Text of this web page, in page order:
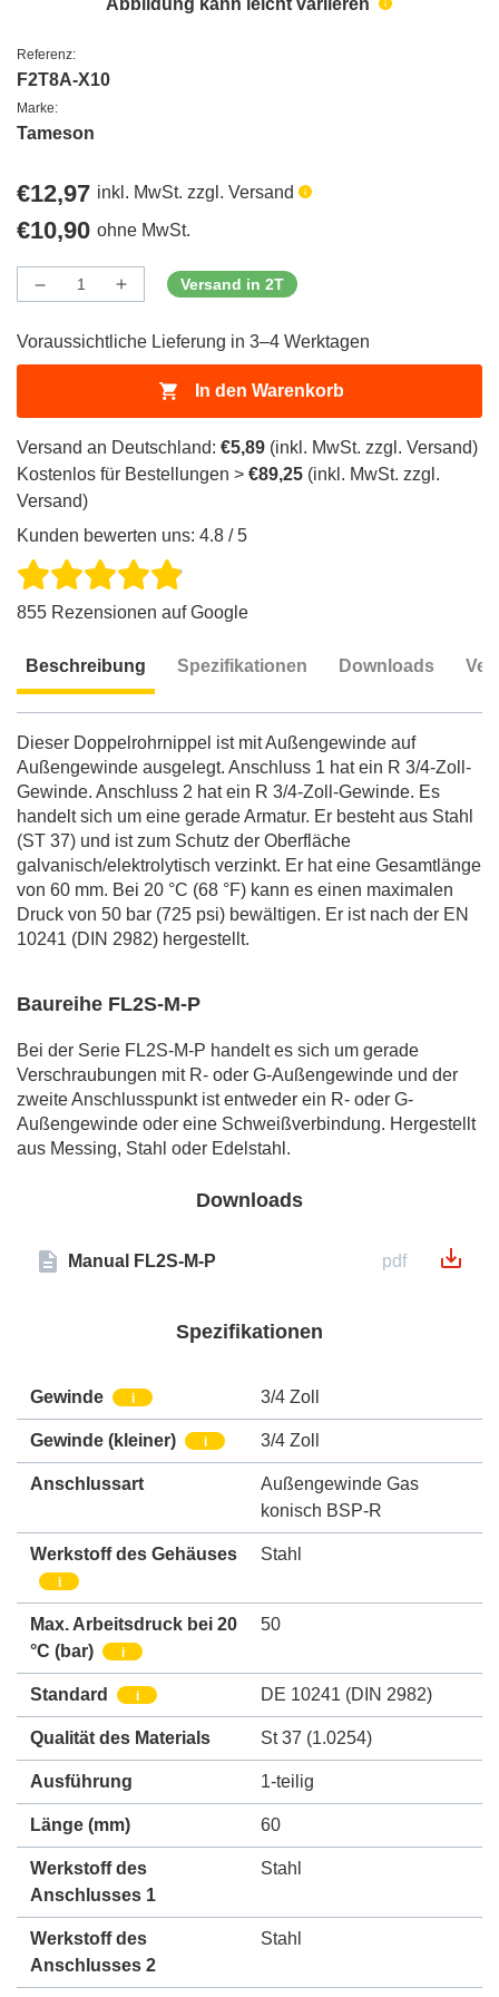
Abbildung kann leicht variieren
Referenz:
F2T8A-X10
Marke:
Tameson
Regulärer
Preis
€12,97 inkl. MwSt. zzgl. Versand
Regulärer
Preis
€10,90 ohne MwSt.
Menge
Menge
verringern
ProductDrop
Menge
erhöhen
ProductDrop
Versand in 2T
Voraussichtliche Lieferung in 3–4 Werktagen
In den Warenkorb
Versand an Deutschland: €5,89 (inkl. MwSt. zzgl. Versand)
Kostenlos für Bestellungen > €89,25 (inkl. MwSt. zzgl.
Versand)
Kunden bewerten uns: 4.8 / 5
855 Rezensionen auf Google
Beschreibung Spezifikationen Downloads
Dieser Doppelrohrnippel ist mit Außengewinde auf
Außengewinde ausgelegt. Anschluss 1 hat ein R 3/4-Zoll-
Gewinde. Anschluss 2 hat ein R 3/4-Zoll-Gewinde. Es
handelt sich um eine gerade Armatur. Er besteht aus Stahl
(ST 37) und ist zum Schutz der Oberfläche
galvanisch/elektrolytisch verzinkt. Er hat eine Gesamtlänge
von 60 mm. Bei 20 °C (68 °F) kann es einen maximalen
Druck von 50 bar (725 psi) bewältigen. Er ist nach der EN
10241 (DIN 2982) hergestellt.
Baureihe FL2S-M-P
Bei der Serie FL2S-M-P handelt es sich um gerade
Verschraubungen mit R- oder G-Außengewinde und der
zweite Anschlusspunkt ist entweder ein R- oder G-
Außengewinde oder eine Schweißverbindung. Hergestellt
aus Messing, Stahl oder Edelstahl.
Downloads
Manual FL2S-M-P pdf
Spezifikationen
Gewinde i 3/4 Zoll
Gewinde (kleiner) i 3/4 Zoll
Anschlussart
Außengewinde Gas
konisch BSP-R
Werkstoff des Gehäuses
i
Stahl
Max. Arbeitsdruck bei 20
°C (bar)
i
50
Standard i DE 10241 (DIN 2982)
Qualität des Materials St 37 (1.0254)
Ausführung 1-teilig
Länge (mm) 60
Werkstoff des
Anschlusses 1
Stahl
Werkstoff des
Anschlusses 2
Stahl